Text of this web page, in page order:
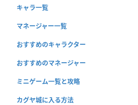
キャラ一覧
マネージャー一覧
おすすめのキャラクター
おすすめのマネージャー
ミニゲーム一覧と攻略
カグヤ城に入る方法